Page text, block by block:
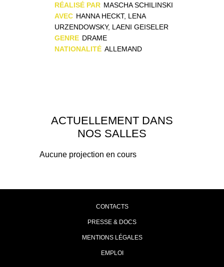
RÉALISÉ PAR MASCHA SCHILINSKI
AVEC HANNA HECKT, LENA
URZENDOWSKY, LAENI GEISELER
GENRE DRAME
NATIONALITÉ ALLEMAND
ACTUELLEMENT DANS
NOS SALLES
Aucune projection en cours
CONTACTS
PRESSE & DOCS
MENTIONS LÉGALES
EMPLOI